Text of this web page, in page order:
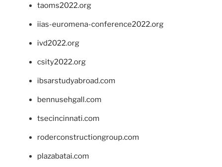
taoms2022.org
iias-euromena-conference2022.org
ivd2022.org
csity2022.org
ibsarstudyabroad.com
bennusehgall.com
tsecincinnati.com
roderconstructiongroup.com
plazabatai.com